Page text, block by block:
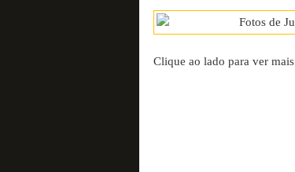
Clique ao lado para ver mais